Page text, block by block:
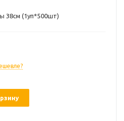
38см (1уп*500шт)